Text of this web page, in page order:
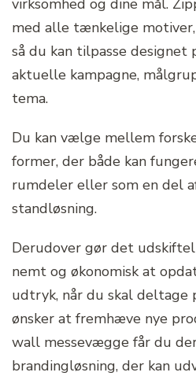
virksomhed og dine mål.
med alle tænkelige
så du kan tilpasse
aktuelle kampagne,
tema.
Du kan vælge mellem
former, der både kan
rumdeler eller som en del
standløsning.
Derudover gør det
nemt og økonomisk at
udtryk, når du skal deltage
ønsker at fremhæve nye
wall messevægge får du
brandingløsning, der kan